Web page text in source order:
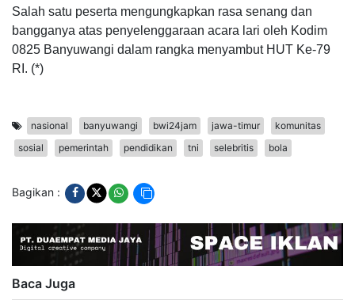
Salah satu peserta mengungkapkan rasa senang dan
bangganya atas penyelenggaraan acara lari oleh Kodim
0825 Banyuwangi dalam rangka menyambut HUT Ke-79
RI. (*)
nasional banyuwangi bwi24jam jawa-timur
komunitas
sosial
pemerintah pendidikan tni selebritis bola
Bagikan :
Baca Juga